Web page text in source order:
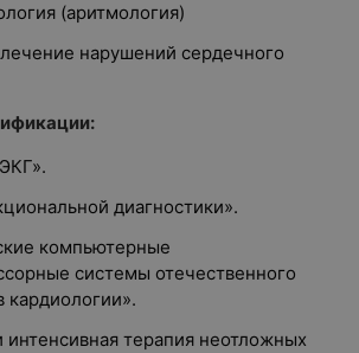
(аритмология)
нарушений сердечного
диагностики».
компьютерные
системы отечественного
кардиологии».
терапия неотложных